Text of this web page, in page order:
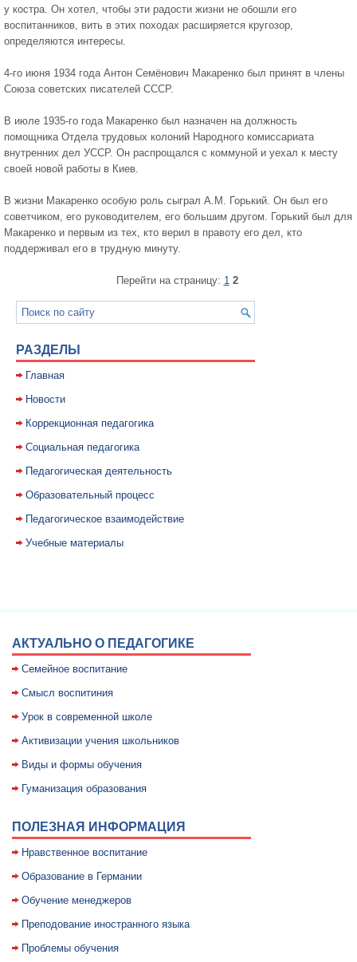
у костра. Он хотел, чтобы эти радости жизни не обошли его
воспитанников, вить в этих походах расширяется кругозор,
определяются интересы.
4-го июня 1934 года Антон Семёнович Макаренко был принят в члены
Союза советских писателей СССР.
В июле 1935-го года Макаренко был назначен на должность
помощника Отдела трудовых колоний Народного комиссариата
внутренних дел УССР. Он распрощался с коммуной и уехал к месту
своей новой работы в Киев.
В жизни Макаренко особую роль сыграл А.М. Горький. Он был его
советчиком, его руководителем, его большим другом. Горький был для
Макаренко и первым из тех, кто верил в правоту его дел, кто
поддерживал его в трудную минуту.
Перейти на страницу: 1 2
РАЗДЕЛЫ
Главная
Новости
Коррекционная педагогика
Социальная педагогика
Педагогическая деятельность
Образовательный процесс
Педагогическое взаимодействие
Учебные материалы
АКТУАЛЬНО О ПЕДАГОГИКЕ
Семейное воспитание
Смысл воспитиния
Уpок в совpеменной школе
Активизации учения школьников
Виды и формы обучения
Гуманизация образования
ПОЛЕЗНАЯ ИНФОРМАЦИЯ
Нравственное воспитание
Образование в Германии
Обучение менеджеров
Преподование иностранного языка
Проблемы обучения